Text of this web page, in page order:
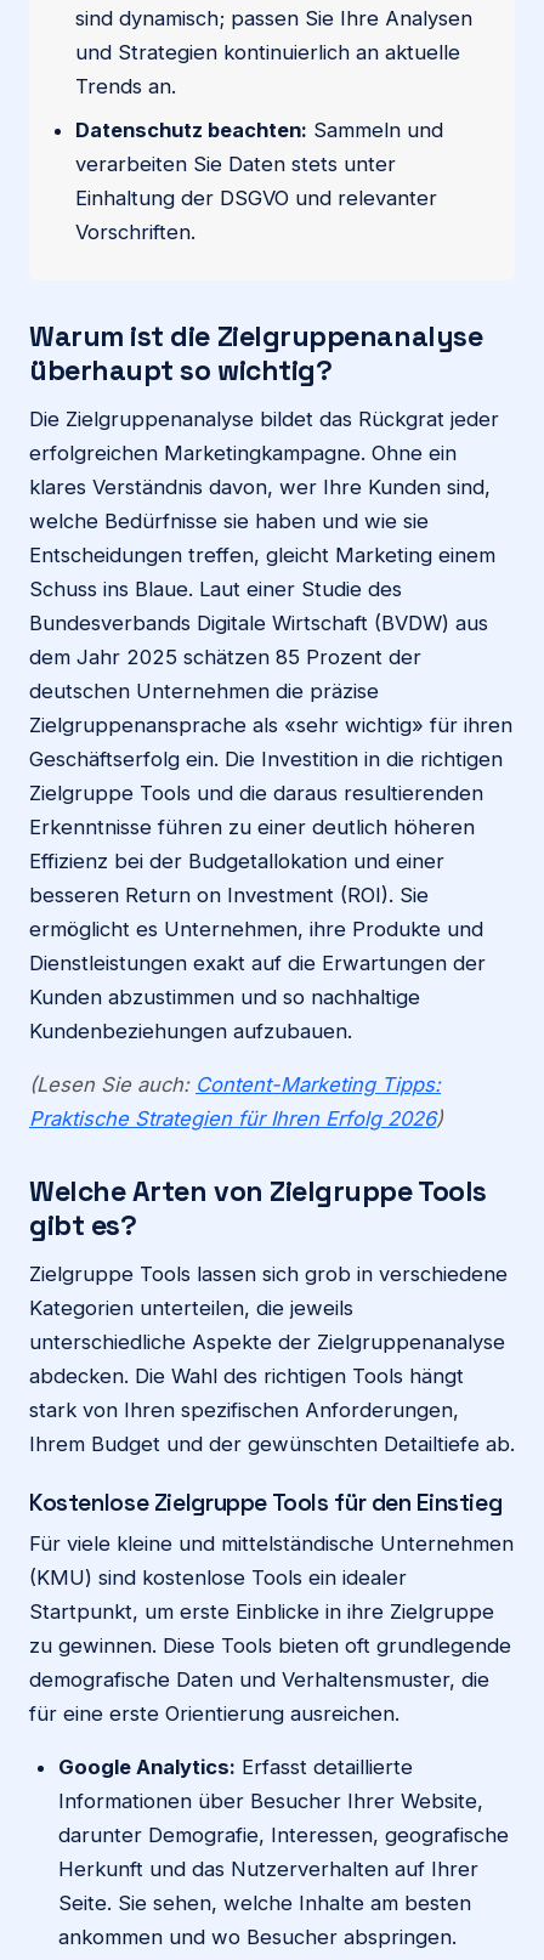
sind dynamisch; passen Sie Ihre Analysen
und Strategien kontinuierlich an aktuelle
Trends an.
Datenschutz beachten: Sammeln und
verarbeiten Sie Daten stets unter
Einhaltung der DSGVO und relevanter
Vorschriften.
Warum ist die Zielgruppenanalyse
überhaupt so wichtig?
Die Zielgruppenanalyse bildet das Rückgrat jeder
erfolgreichen Marketingkampagne. Ohne ein
klares Verständnis davon, wer Ihre Kunden sind,
welche Bedürfnisse sie haben und wie sie
Entscheidungen treffen, gleicht Marketing einem
Schuss ins Blaue. Laut einer Studie des
Bundesverbands Digitale Wirtschaft (BVDW) aus
dem Jahr 2025 schätzen 85 Prozent der
deutschen Unternehmen die präzise
Zielgruppenansprache als «sehr wichtig» für ihren
Geschäftserfolg ein. Die Investition in die richtigen
Zielgruppe Tools und die daraus resultierenden
Erkenntnisse führen zu einer deutlich höheren
Effizienz bei der Budgetallokation und einer
besseren Return on Investment (ROI). Sie
ermöglicht es Unternehmen, ihre Produkte und
Dienstleistungen exakt auf die Erwartungen der
Kunden abzustimmen und so nachhaltige
Kundenbeziehungen aufzubauen.
(Lesen Sie auch: Content-Marketing Tipps:
Praktische Strategien für Ihren Erfolg 2026)
Welche Arten von Zielgruppe Tools
gibt es?
Zielgruppe Tools lassen sich grob in verschiedene
Kategorien unterteilen, die jeweils
unterschiedliche Aspekte der Zielgruppenanalyse
abdecken. Die Wahl des richtigen Tools hängt
stark von Ihren spezifischen Anforderungen,
Ihrem Budget und der gewünschten Detailtiefe ab.
Kostenlose Zielgruppe Tools für den Einstieg
Für viele kleine und mittelständische Unternehmen
(KMU) sind kostenlose Tools ein idealer
Startpunkt, um erste Einblicke in ihre Zielgruppe
zu gewinnen. Diese Tools bieten oft grundlegende
demografische Daten und Verhaltensmuster, die
für eine erste Orientierung ausreichen.
Google Analytics: Erfasst detaillierte
Informationen über Besucher Ihrer Website,
darunter Demografie, Interessen, geografische
Herkunft und das Nutzerverhalten auf Ihrer
Seite. Sie sehen, welche Inhalte am besten
ankommen und wo Besucher abspringen.